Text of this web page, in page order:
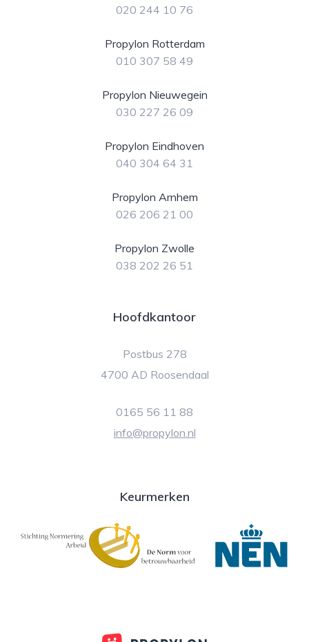
020 244 10 76
Propylon Rotterdam
010 307 58 49
Propylon Nieuwegein
030 227 26 09
Propylon Eindhoven
040 304 64 31
Propylon Arnhem
026 206 21 00
Propylon Zwolle
038 202 26 51
Hoofdkantoor
Postbus 278
4700 AD Roosendaal
0165 56 11 88
info@propylon.nl
Keurmerken